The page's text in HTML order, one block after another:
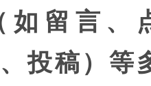
如留言、
投稿）等